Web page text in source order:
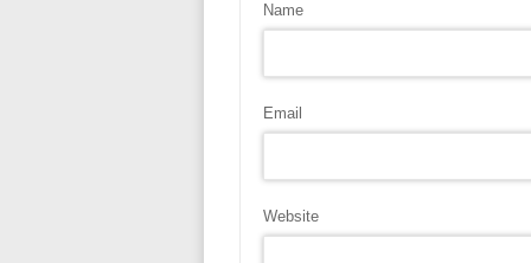
Name
Email
Website